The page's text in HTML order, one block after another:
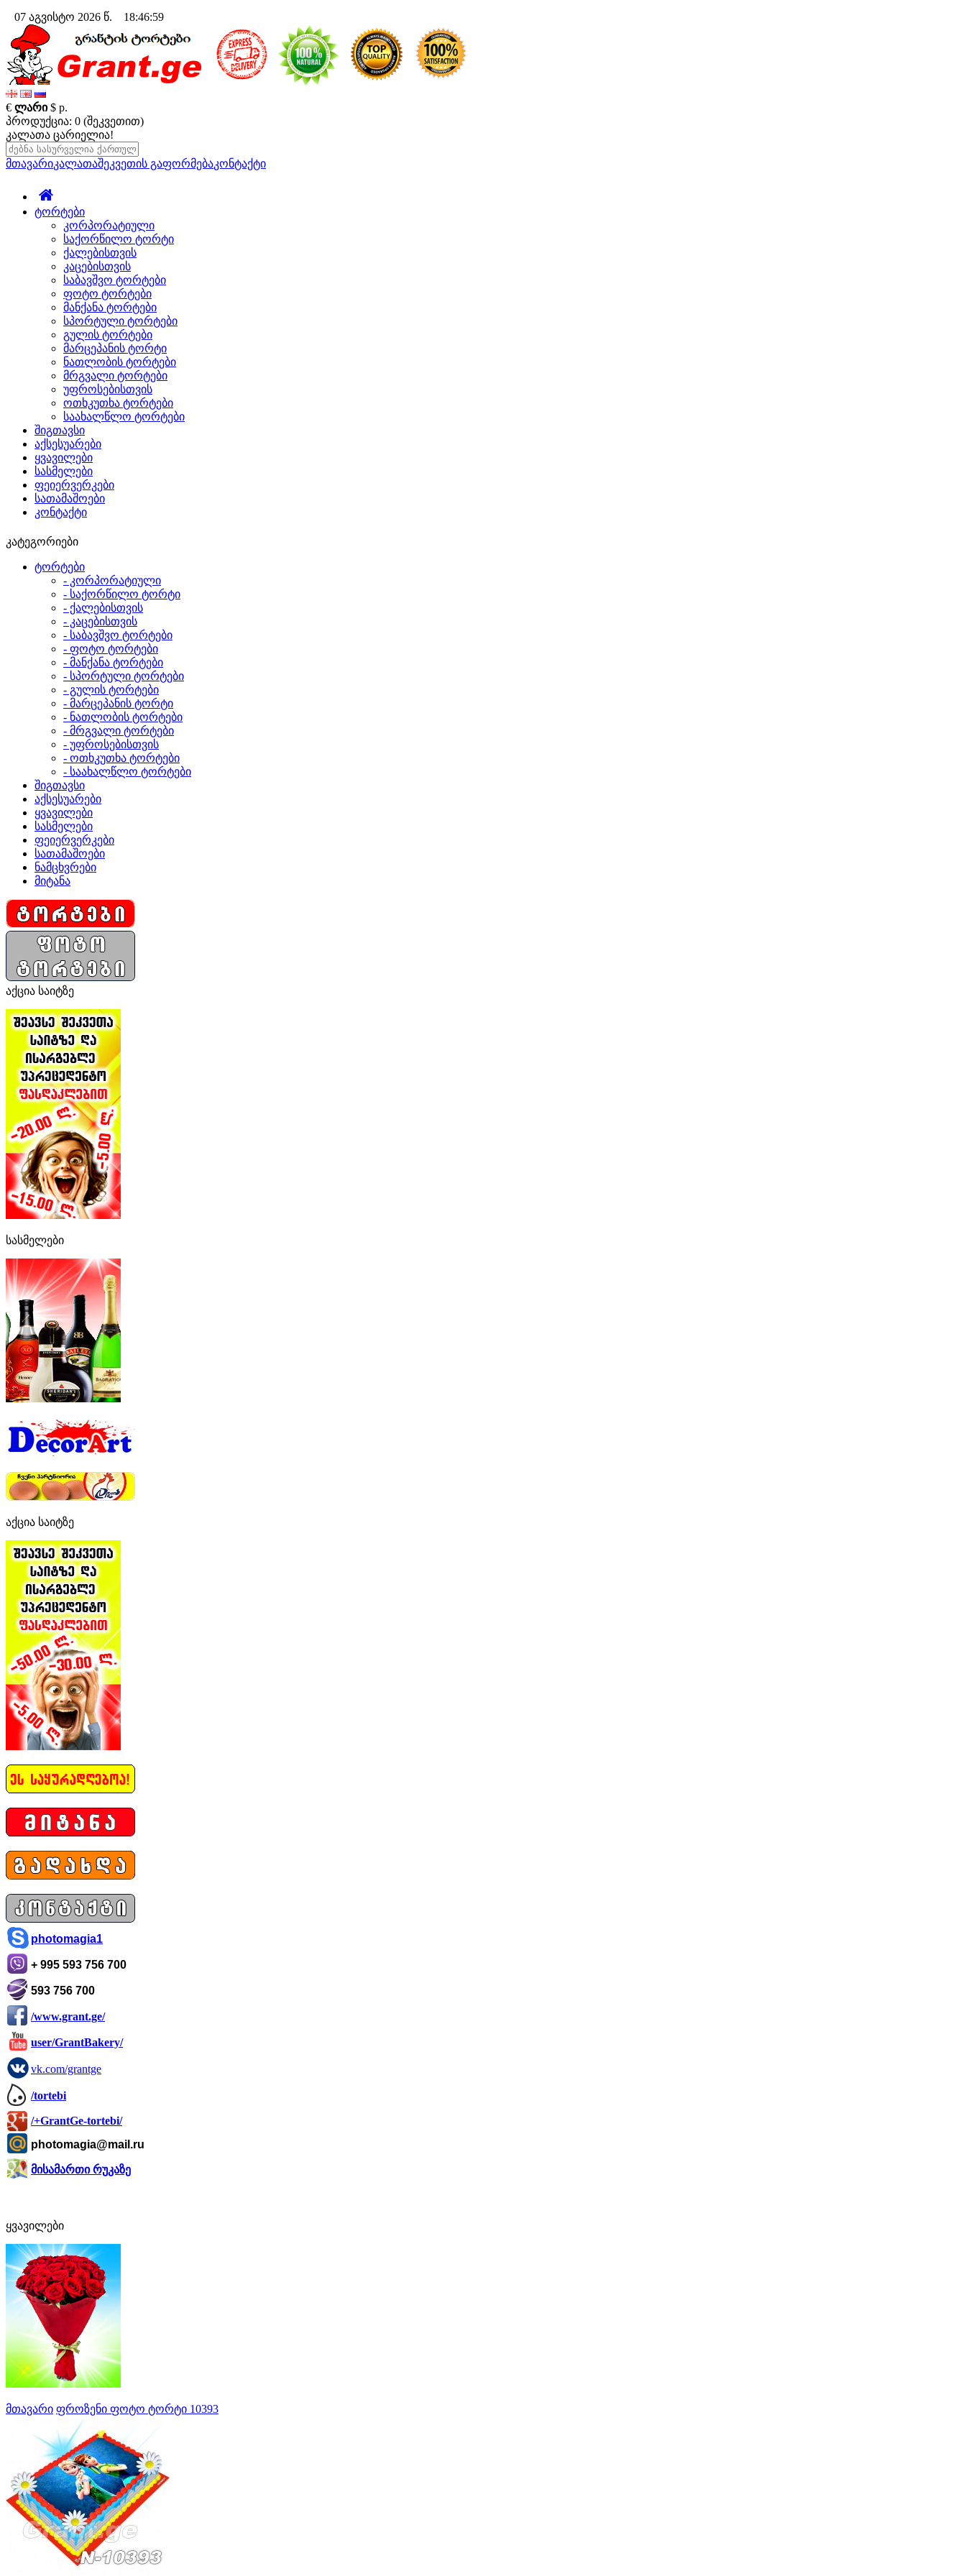
07 აგვისტო 2026 წ. 18:47:00
€ ლარი $ р.
პროდუქცია: 0 (შეკვეთით)
კალათა ცარიელია!
მთავარიკალათაშეკვეთის გაფორმებაკონტაქტი
ტორტები
კორპორატიული
საქორწილო ტორტი
ქალებისთვის
კაცებისთვის
საბავშვო ტორტები
ფოტო ტორტები
მანქანა ტორტები
სპორტული ტორტები
გულის ტორტები
მარცეპანის ტორტი
ნათლობის ტორტები
მრგვალი ტორტები
უფროსებისთვის
ოთხკუთხა ტორტები
საახალწლო ტორტები
შიგთავსი
აქსესუარები
ყვავილები
სასმელები
ფეიერვერკები
სათამაშოები
კონტაქტი
კატეგორიები
ტორტები
- კორპორატიული
- საქორწილო ტორტი
- ქალებისთვის
- კაცებისთვის
- საბავშვო ტორტები
- ფოტო ტორტები
- მანქანა ტორტები
- სპორტული ტორტები
- გულის ტორტები
- მარცეპანის ტორტი
- ნათლობის ტორტები
- მრგვალი ტორტები
- უფროსებისთვის
- ოთხკუთხა ტორტები
- საახალწლო ტორტები
შიგთავსი
აქსესუარები
ყვავილები
სასმელები
ფეიერვერკები
სათამაშოები
ნამცხვრები
მიტანა
აქცია საიტზე
სასმელები
აქცია საიტზე
photomagia1
+ 995 593 756 700
593 756 700
/www.grant.ge/
user/GrantBakery/
vk.com/grantge
/tortebi
/+GrantGe-tortebi/
photomagia@mail.ru
მისამართი რუკაზე
ყვავილები
მთავარი ფროზენი ფოტო ტორტი 10393